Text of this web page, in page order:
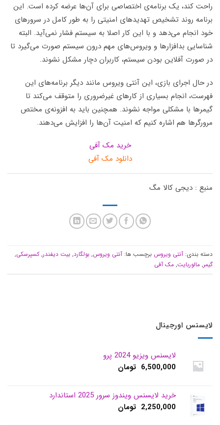
راحت کند، یک برنامه‌ی اختصاصی برای آن‌ها عرضه کرده است. این
برنامه روند تشخیص تهدیدهای امنیتی را به طور کامل در سرورهای
خود انجام می‌دهد و با این کار اصلا به سیستم فشار نمی‌آید. البته
شناسایی بدافزارها و ویروس‌های مهم درون سیستم صورت می‌گیرد تا
در صورت آفلاین بودن سیستم، کاربران دچار مشکل نشوند.
در حال اجرای بازی، این آنتی ویروس مانند دیگر برنامه‌های این
فهرست، انجام بسیاری از کارهای غیرضروری را متوقف می‌کند تا
گیمرها با مشکلی مواجه نشوند. همچنین باید به افزونه‌ی مختص
مرورگرها هم اشاره کنیم که امنیت آن‌ها را افزایش می‌دهند.
خرید مک آفی
دانلود مک آفی
منبع : دیجی کالا مگ
دسته بندی: آنتی ویروس برچسب ها: آنتی ویروس, بولگارد, بیت دیفندر,کسپرسکی,
گیمر, مالوربایت, مک آفی
لایسنس اورجینال
لایسنس ویزیو 2024 پرو
6,500,000 تومان
خرید لایسنس ویندوز سرور 2025 استاندارد
2,250,000 تومان